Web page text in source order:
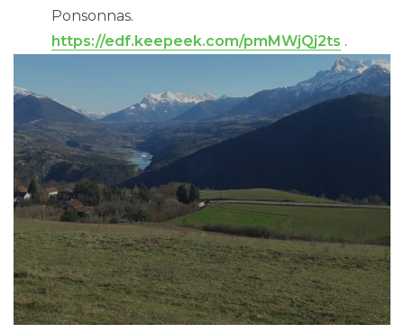
Ponsonnas.
https://edf.keepeek.com/pmMWjQj2ts .